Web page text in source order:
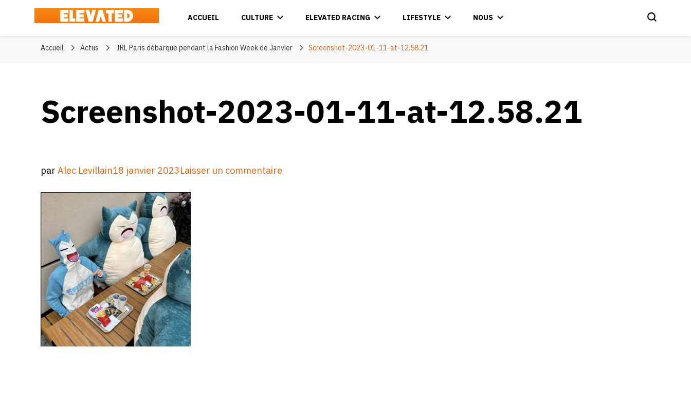
Elevated
ACCUEIL CULTURE ELEVATED RACING LIFESTYLE NOUS
Accueil Actus IRL Paris débarque pendant la Fashion Week de Janvier Screenshot-2023-01-11-at-12.58.21
Screenshot-2023-01-11-at-12.58.21
parAlec Levillain18 janvier 2023Laisser un commentaire